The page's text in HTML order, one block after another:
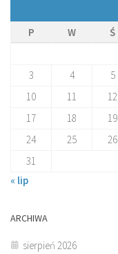
P
W Ś
3
4 5
10
11 12
17
18 19
24
25 26
31
« lip
ARCHIWA
sierpień 2026